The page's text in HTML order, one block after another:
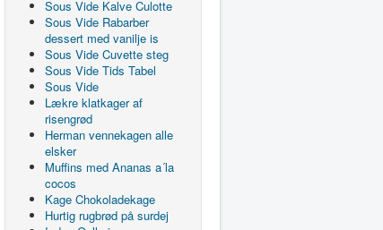
Sous Vide Kalve Culotte
Sous Vide Rabarber
dessert med vanilje is
Sous Vide Cuvette steg
Sous Vide Tids Tabel
Sous Vide
Lækre klatkager af
risengrød
Herman vennekagen alle
elsker
Muffins med Ananas a´la
cocos
Kage Chokoladekage
Hurtig rugbrød på surdej